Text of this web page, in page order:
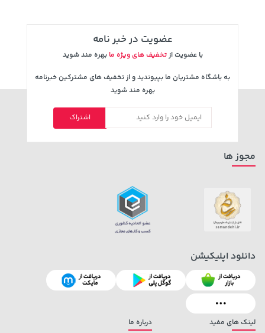
2,275,000
خرید
208,500 تومان
250,000
خرید 23,980,000 تومان
عضویت در خبر نامه
با عضویت ازتخفیف های ویژه ما بهره مند شوید
به باشگاه مشتریان ما بپیوندید و از تخفیف های مشترکین خبرنامه
بهره مند شوید
اشتراک
لینک های مفید
درباره ما
مجوز ها
دانلود اپلیکیشن